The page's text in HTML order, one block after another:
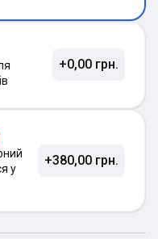
+0,00 грн.
у
+380,00 грн.